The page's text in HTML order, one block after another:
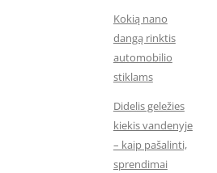
Kokią nano
dangą rinktis
automobilio
stiklams
Didelis geležies
kiekis vandenyje
– kaip pašalinti,
sprendimai